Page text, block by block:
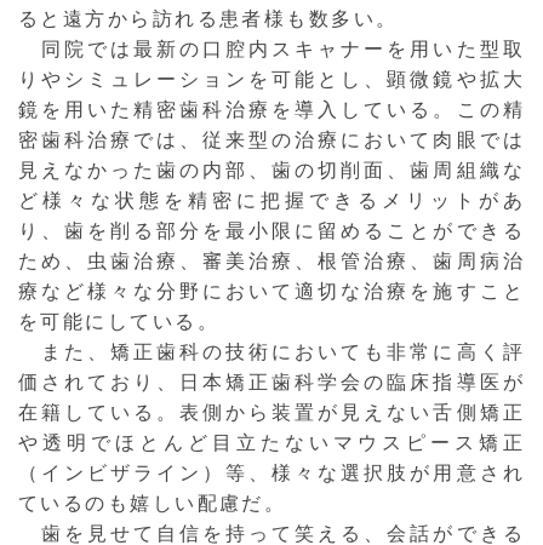
ると遠方から訪れる患者様も数多い。
同院では最新の口腔内スキャナーを用いた型取
りやシミュレーションを可能とし、顕微鏡や拡大
鏡を用いた精密歯科治療を導入している。この精
密歯科治療では、従来型の治療において肉眼では
見えなかった歯の内部、歯の切削面、歯周組織な
ど様々な状態を精密に把握できるメリットがあ
り、歯を削る部分を最小限に留めることができる
ため、虫歯治療、審美治療、根管治療、歯周病治
療など様々な分野において適切な治療を施すこと
を可能にしている。
また、矯正歯科の技術においても非常に高く評
価されており、日本矯正歯科学会の臨床指導医が
在籍している。表側から装置が見えない舌側矯正
や透明でほとんど目立たないマウスピース矯正
（インビザライン）等、様々な選択肢が用意され
ているのも嬉しい配慮だ。
歯を見せて自信を持って笑える、会話ができる